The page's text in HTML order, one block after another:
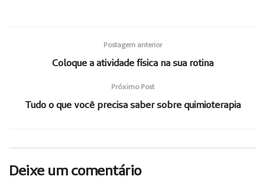
Postagem anterior
Coloque a atividade física na sua rotina
Próximo Post
Tudo o que você precisa saber sobre quimioterapia
Deixe um comentário